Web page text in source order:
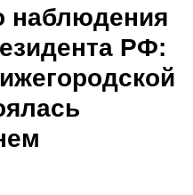
наблюдения
РФ: